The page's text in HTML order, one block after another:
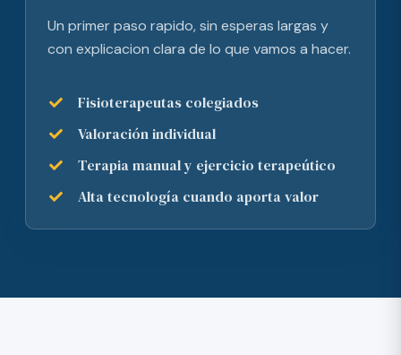
Un primer paso rapido, sin esperas largas y
con explicacion clara de lo que vamos a hacer.
Fisioterapeutas colegiados
Valoración individual
Terapia manual y ejercicio terapeútico
Alta tecnología cuando aporta valor